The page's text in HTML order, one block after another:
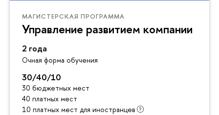
МАГИСТЕРСКАЯ ПРОГРАММА
Управление развитием компании
2 года
Очная форма обучения
30/40/10
30 бюджетных мест
40 платных мест
10 платных мест для иностранцев